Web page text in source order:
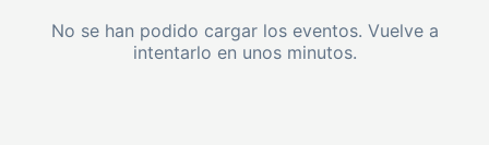
No se han podido cargar los eventos. Vuelve a
intentarlo en unos minutos.